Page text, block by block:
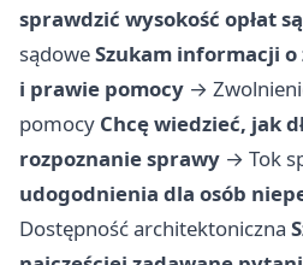
sprawdzić wysokość opłat
sądoweSzukam informacji
i prawie pomocy →
pomocy Chcę wiedzieć, jak
rozpoznanie sprawy → Tok
udogodnienia dla osób
Dostępność architektoniczna